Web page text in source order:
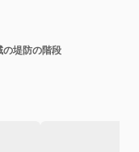
堤防の階段